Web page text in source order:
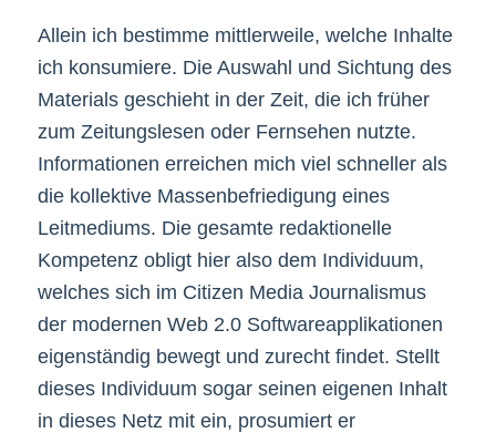
Allein ich bestimme mittlerweile, welche Inhalte
ich konsumiere. Die Auswahl und Sichtung des
Materials geschieht in der Zeit, die ich früher
zum Zeitungslesen oder Fernsehen nutzte.
Informationen erreichen mich viel schneller als
die kollektive Massenbefriedigung eines
Leitmediums. Die gesamte redaktionelle
Kompetenz obligt hier also dem Individuum,
welches sich im Citizen Media Journalismus
der modernen Web 2.0 Softwareapplikationen
eigenständig bewegt und zurecht findet. Stellt
dieses Individuum sogar seinen eigenen Inhalt
in dieses Netz mit ein, prosumiert er